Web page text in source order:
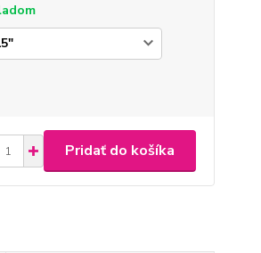
Pridať do košíka